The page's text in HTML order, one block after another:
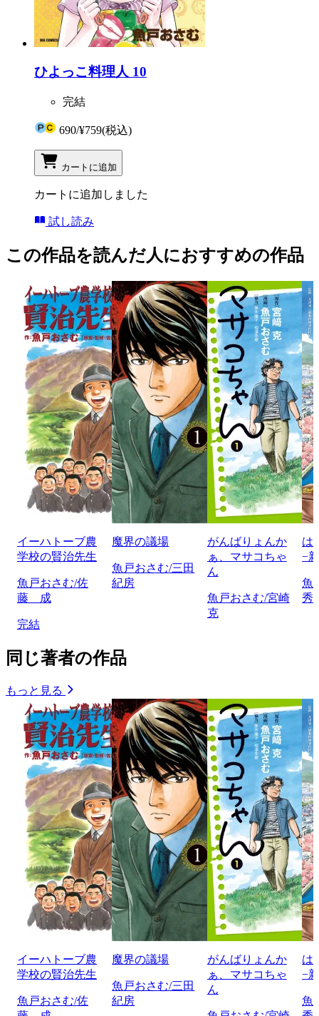
ひよっこ料理人 10
完結
690/¥759(税込)
カートに追加
カートに追加しました
試し読み
この作品を読んだ人におすすめの作品
イーハトーブ農
学校の賢治先生
魚戸おさむ/佐
藤 成
完結
魔界の議場
魚戸おさむ/三田
紀房
がんばりょんか
ぁ、マサコちゃ
ん
魚戸おさむ/宮崎
克
は
−
魚
秀
同じ著者の作品
もっと見る
イーハトーブ農
学校の賢治先生
魚戸おさむ/佐
魔界の議場
魚戸おさむ/三田
紀房
がんばりょんか
ぁ、マサコちゃ
ん
は
−
魚